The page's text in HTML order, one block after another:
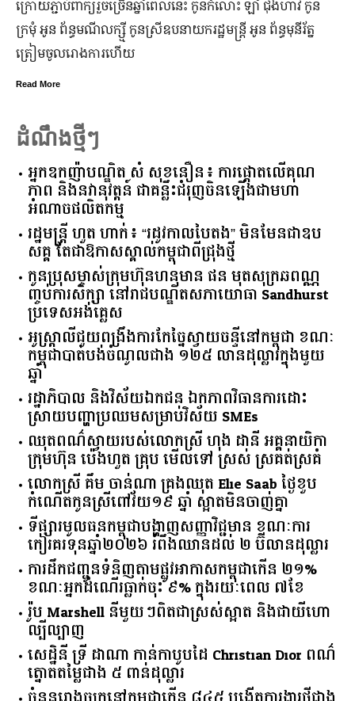
ក្រោយ​ភ្ជាប់​ពាក្យ​រួច​ច្រើន​ឆ្នាំ​ពេលនេះ កូនកំលោះ ឡាំ ជុងហាវ កូន
ក្រមុំ អូន ព័ន្ធមណីលក្ស្មី កូនស្រី​ឧបនាយករដ្ឋមន្ត្រី អូន ព័ន្ធមុនីរ័ត្ន
ត្រៀម​ចូល​រោងការ​ហើយ
Read More
ដំណឹងថ្មីៗ
អ្នកឧកញ៉ាបណ្ឌិត សំ សុខនឿន៖ ការផ្តោតលើគុណ
ភាព និងនវានុវត្តន៍ ជាគន្លឹះជំរុញចិនឡើងជាមហា
អំណាចផលិតកម្ម
រដ្ឋមន្ត្រី ហួត ហាក់៖ “រដូវកាលបៃតង” មិនមែនជាឧប
សគ្គ តែជាឱកាសស្គាល់កម្ពុជាពីជ្រុងថ្មី
កូនប្រុសម្ចាស់ក្រុមហ៊ុនហនុមាន ផន មុតសុក្រឆពណ្ណ
ញ្ចប់ការសិក្សា នៅរាជបណ្ឌិតសភាយោធា Sandhurst
ប្រទេសអង់គ្លេស
អូស្ត្រាលី​ជួយ​ពង្រឹង​ការ​កែច្នៃ​ស្វាយចន្ទី​នៅ​កម្ពុជា​ ​ខណៈ​
កម្ពុជា​បាត់បង់​ចំណូល​ជាង​ ​១២៥​ ​លាន​ដុល្លារ​ក្នុង​មួយ​
ឆ្នាំ​
រដ្ឋាភិបាល​ ​និង​វិស័យ​ឯកជន ​ឯកភាព​វិធានការ​ដោះ
ស្រាយ​បញ្ហា​ប្រឈម​​សម្រាប់​វិស័យ​ ​SMEs​
ឈុតពណ៌ស្វាយរបស់លោកស្រី ហុង ដានី អគ្គ​នាយិកា​
ក្រុមហ៊ុន ប៉េងហួត គ្រុប មើលទៅ ស្រស់ ស្រគត់ស្រគំ
លោកស្រី គឹម ចាន់ណា គ្រងឈុត Elie Saab ថ្ងៃខួប
កំណើតកូនស្រីពៅវ័យ១៩ ឆ្នាំ ស្អាតមិនចាញ់គ្នា
ទីផ្សារ​មូលធន​កម្ពុជា​បង្ហាញ​សញ្ញា​វិជ្ជមាន​ ​ខណៈ​ការ​
កៀរគរ​ទុន​ឆ្នាំ​២០២៦​ ​រំពឹង​ឈានដល់​ ​២​ ​ប៊ីលាន​ដុល្លារ​
ការដឹកជញ្ជូនទំនិញតាមផ្លូវអាកាសកម្ពុជាកើន ២១%
ខណៈអ្នកដំណើរធ្លាក់ចុះ ៩% ក្នុងរយៈពេល ៧ខែ
រ៉ូប Marshell នីមួយៗពិតជាស្រស់ស្អាត និងជាយីហោ
ល្បីល្បាញ
សេដ្ឋិនី ទ្រី ដាណា កាន់កាបូបដៃ Christian Dior ពណ៌
ត្នោតតម្លៃជាង ៥ ពាន់ដុល្លារ